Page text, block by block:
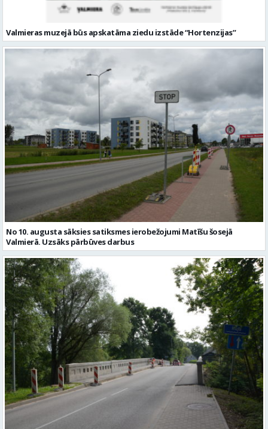
No 10. augusta sāksies satiksmes ierobežojumi Matīšu šosejā
Valmierā. Uzsāks pārbūves darbus
Valmieras novadā turpina sakārtot tiltus – šogad remontēs piecus